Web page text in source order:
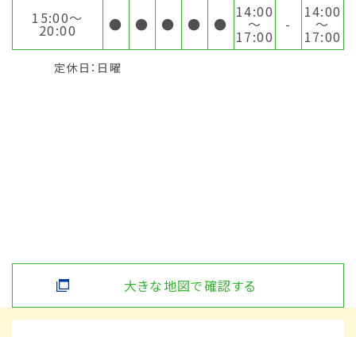
15:00〜
20:00 ● ● ● ● ●
14:00
～
17:00
-
14:00
～
17:00
定休日：日曜
大きな地図で確認する